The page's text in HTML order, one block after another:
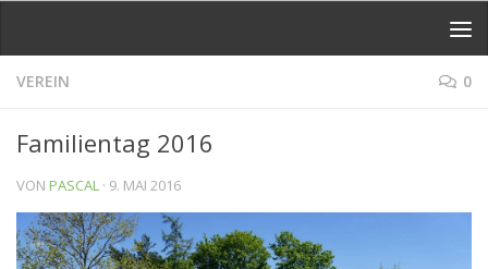
VEREIN 0
Familientag 2016
VON PASCAL · 9. MAI 2016